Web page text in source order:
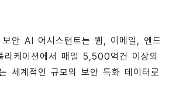
안 AI 어시스턴트는 웹, 이메일, 엔드
리케이션에서 매일 5,500억건 이상의
세계적인 규모의 보안 특화 데이터로